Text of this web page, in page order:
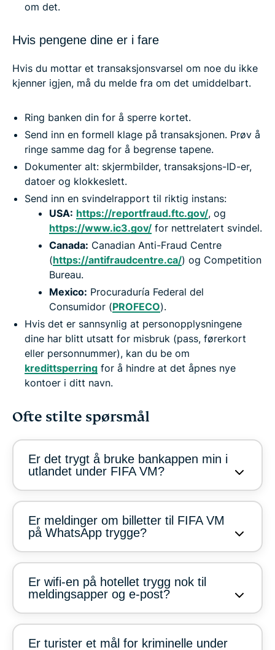
om det.
Hvis pengene dine er i fare
Hvis du mottar et transaksjonsvarsel om noe du ikke
kjenner igjen, må du melde fra om det umiddelbart.
Ring banken din for å sperre kortet.
Send inn en formell klage på transaksjonen. Prøv å
ringe samme dag for å begrense tapene.
Dokumenter alt: skjermbilder, transaksjons-ID-er,
datoer og klokkeslett.
Send inn en svindelrapport til riktig instans:
USA: https://reportfraud.ftc.gov/, og
https://www.ic3.gov/ for nettrelatert svindel.
Canada: Canadian Anti-Fraud Centre
(https://antifraudcentre.ca/) og Competition
Bureau.
Mexico: Procuraduría Federal del
Consumidor (PROFECO).
Hvis det er sannsynlig at personopplysningene
dine har blitt utsatt for misbruk (pass, førerkort
eller personnummer), kan du be om
kredittsperring for å hindre at det åpnes nye
kontoer i ditt navn.
Ofte stilte spørsmål
Er det trygt å bruke bankappen min i
utlandet under FIFA VM?
Er meldinger om billetter til FIFA VM
på WhatsApp trygge?
Er wifi-en på hotellet trygg nok til
meldingsapper og e-post?
Er turister et mål for kriminelle under